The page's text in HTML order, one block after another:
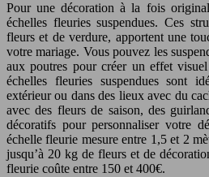
Pour une décoration à la fois
échelles fleuries suspendues. Ces
fleurs et de verdure, apportent une
votre mariage. Vous pouvez les
aux poutres pour créer un effet
échelles fleuries suspendues sont
extérieur ou dans des lieux avec du
avec des fleurs de saison, des
décoratifs pour personnaliser votre
échelle fleurie mesure entre 1,5 et 2
jusqu’à 20 kg de fleurs et de
fleurie coûte entre 150 et 400€.